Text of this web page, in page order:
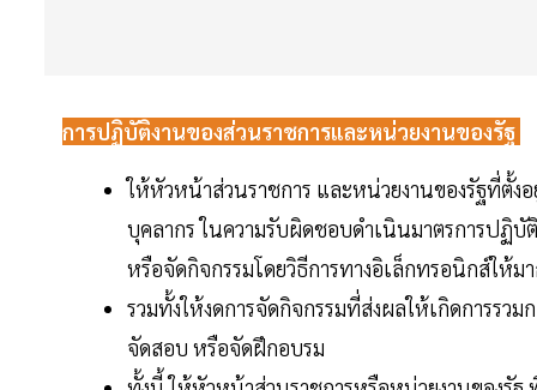
การปฏิบัติงานของส่วนราชการและหน่วยงานของรัฐ
ให้หัวหน้าส่วนราชการ และหน่วยงานของรัฐที่ตั้ง
บุคลากร ในความรับผิดชอบดําเนินมาตรการปฏิ
หรือจัดกิจกรรมโดยวิธีการทางอิเล็กทรอนิกส์ให้
รวมทั้งให้งดการจัดกิจกรรมที่ส่งผลให้เกิดการร
จัดสอบ หรือจัดฝึกอบรม